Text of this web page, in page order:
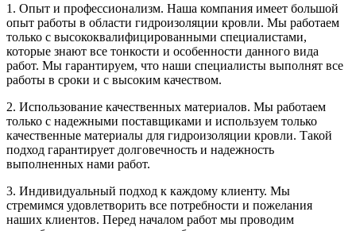
1. Опыт и профессионализм. Наша компания имеет большой
опыт работы в области гидроизоляции кровли. Мы работаем
только с высококвалифицированными специалистами,
которые знают все тонкости и особенности данного вида
работ. Мы гарантируем, что наши специалисты выполнят все
работы в сроки и с высоким качеством.
2. Использование качественных материалов. Мы работаем
только с надежными поставщиками и используем только
качественные материалы для гидроизоляции кровли. Такой
подход гарантирует долговечность и надежность
выполненных нами работ.
3. Индивидуальный подход к каждому клиенту. Мы
стремимся удовлетворить все потребности и пожелания
наших клиентов. Перед началом работ мы проводим